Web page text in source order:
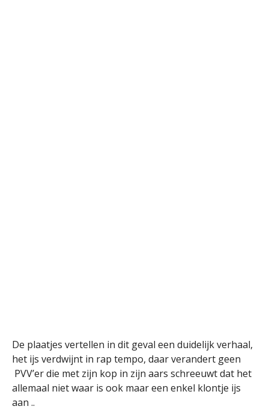
De plaatjes vertellen in dit geval een duidelijk verhaal,
het ijs verdwijnt in rap tempo, daar verandert geen
PVV’er die met zijn kop in zijn aars schreeuwt dat het
allemaal niet waar is ook maar een enkel klontje ijs
aan ..